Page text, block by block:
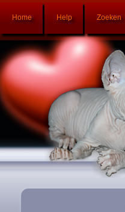
Home Help Zoeken